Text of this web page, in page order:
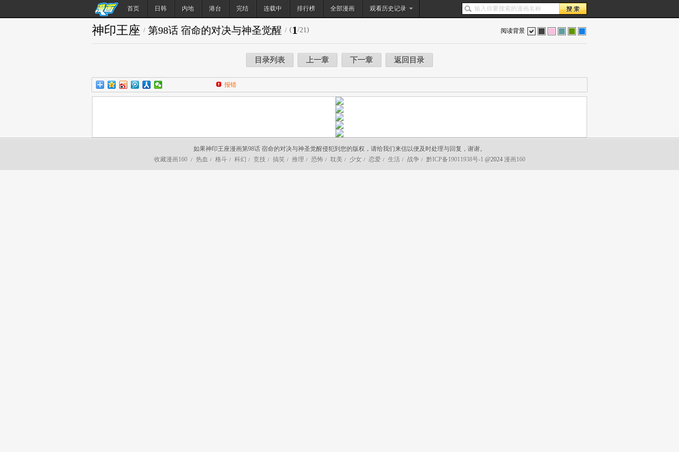
首页 日韩 内地 港台 完结 连载中 排行榜 全部漫画 观看历史记录
搜索
阅读背景
神印王座 / 第98话 宿命的对决与神圣觉醒 / (1/21)
目录列表 上一章 下一章 返回目录
报错
如果神印王座漫画第98话 宿命的对决与神圣觉醒侵犯到您的版权，请给我们来信以便及时处理与回复，谢谢。
收藏漫画160
/ 热血 / 格斗 / 科幻 / 竞技 / 搞笑 / 推理 / 恐怖 / 耽美 / 少女 / 恋爱 / 生活 / 战争 / 黔ICP备19011938号-1 @2024 漫画160